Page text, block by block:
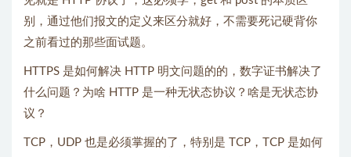
别，通过他们报文的定义来区分就好，不需要死记硬背你
之前看过的那些面试题。
HTTPS 是如何解决 HTTP 明文问题的的，数字证书解决了
什么问题？为啥 HTTP 是一种无状态协议？啥是无状态协
议？
TCP，UDP 也是必须掌握的了，特别是 TCP，TCP 是如何